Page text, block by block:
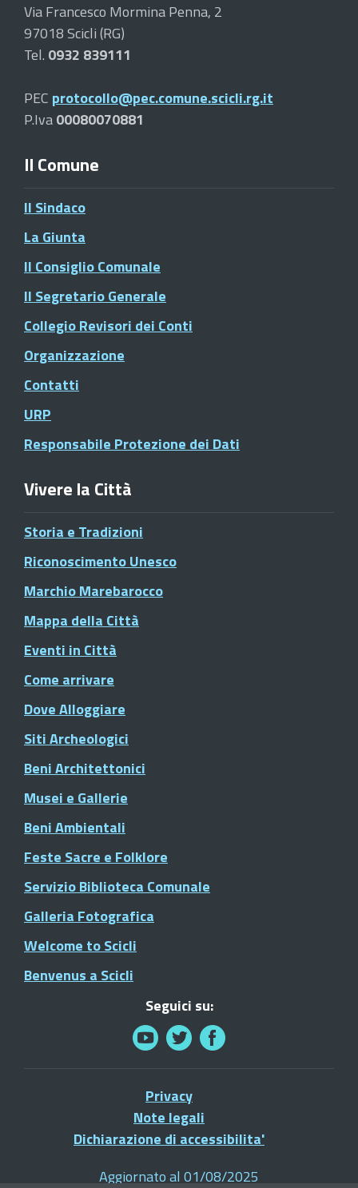
Via Francesco Mormina Penna, 2
97018 Scicli (RG)
Tel. 0932 839111
PEC protocollo@pec.comune.scicli.rg.it
P.Iva00080070881
Il Comune
Il Sindaco
La Giunta
Il Consiglio Comunale
Il Segretario Generale
Collegio Revisori dei Conti
Organizzazione
Contatti
URP
Responsabile Protezione dei Dati
Vivere la Città
Storia e Tradizioni
Riconoscimento Unesco
Marchio Marebarocco
Mappa della Città
Eventi in Città
Come arrivare
Dove Alloggiare
Siti Archeologici
Beni Architettonici
Musei e Gallerie
Beni Ambientali
Feste Sacre e Folklore
Servizio Biblioteca Comunale
Galleria Fotografica
Welcome to Scicli
Benvenus a Scicli
Seguici su:
Privacy
Note legali
Dichiarazione di accessibilita'
Aggiornato al 01/08/2025